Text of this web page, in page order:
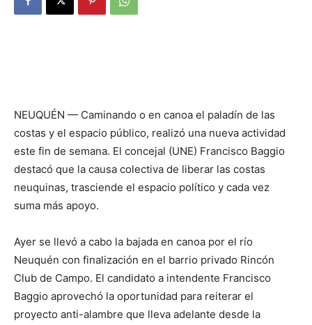
NEUQUÉN — Caminando o en canoa el paladín de las
costas y el espacio público, realizó una nueva actividad
este fin de semana. El concejal (UNE) Francisco Baggio
destacó que la causa colectiva de liberar las costas
neuquinas, trasciende el espacio político y cada vez
suma más apoyo.
Ayer se llevó a cabo la bajada en canoa por el río
Neuquén con finalización en el barrio privado Rincón
Club de Campo. El candidato a intendente Francisco
Baggio aprovechó la oportunidad para reiterar el
proyecto anti-alambre que lleva adelante desde la